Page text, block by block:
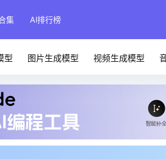
集 AI排行榜
型 图片生成模型 视频生成模型